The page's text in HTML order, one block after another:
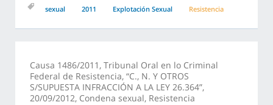
sexual 2011 Explotación Sexual Resistencia
Causa 1486/2011, Tribunal Oral en lo Criminal
Federal de Resistencia, “C., N. Y OTROS
S/SUPUESTA INFRACCIÓN A LA LEY 26.364”,
20/09/2012, Condena sexual, Resistencia